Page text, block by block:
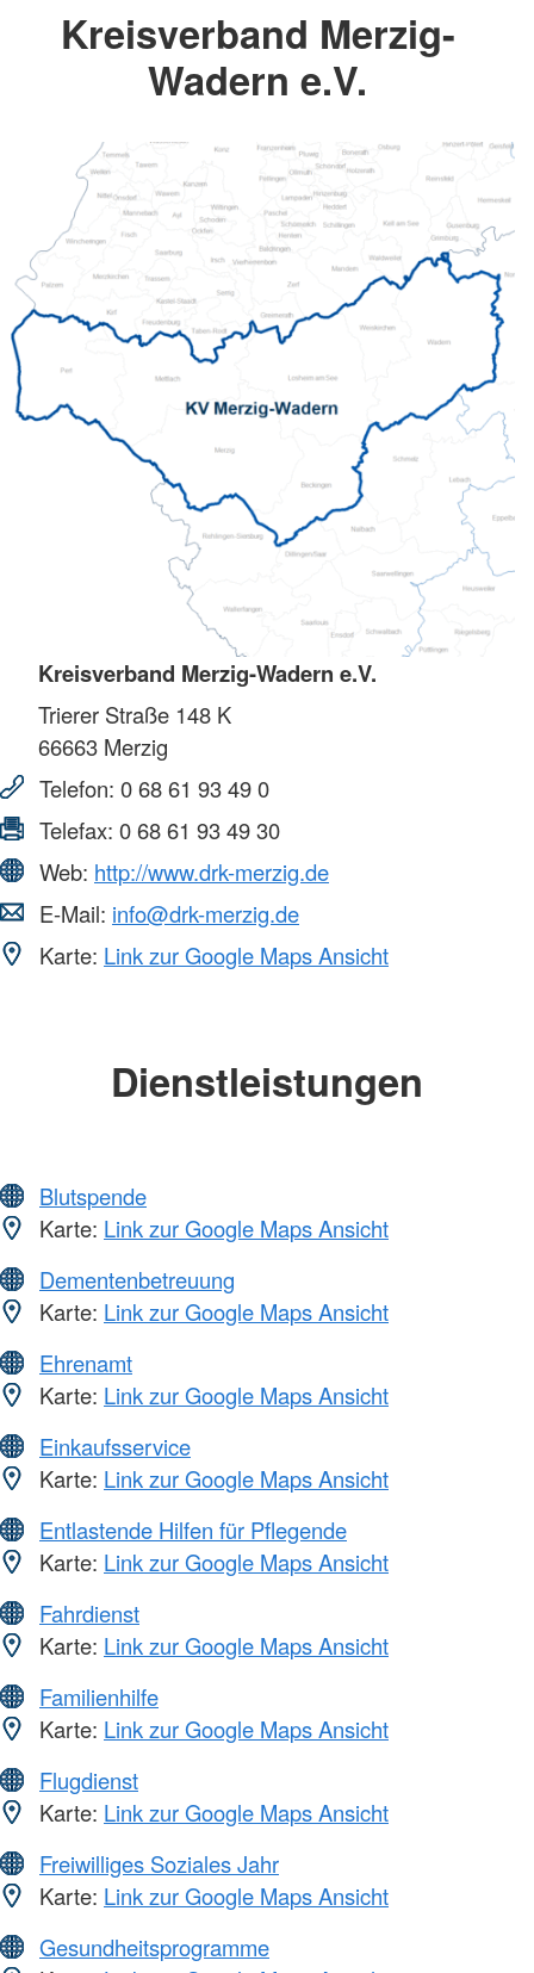
Kreisverband Merzig-
Wadern e.V.
Kreisverband Merzig-Wadern e.V.
Trierer Straße 148 K
66663 Merzig
Telefon: 0 68 61 93 49 0
Telefax: 0 68 61 93 49 30
Web: http://www.drk-merzig.de
E-Mail: info@drk-merzig.de
Karte: Link zur Google Maps Ansicht
Dienstleistungen
Blutspende
Karte: Link zur Google Maps Ansicht
Dementenbetreuung
Karte: Link zur Google Maps Ansicht
Ehrenamt
Karte: Link zur Google Maps Ansicht
Einkaufsservice
Karte: Link zur Google Maps Ansicht
Entlastende Hilfen für Pflegende
Karte: Link zur Google Maps Ansicht
Fahrdienst
Karte: Link zur Google Maps Ansicht
Familienhilfe
Karte: Link zur Google Maps Ansicht
Flugdienst
Karte: Link zur Google Maps Ansicht
Freiwilliges Soziales Jahr
Karte: Link zur Google Maps Ansicht
Gesundheitsprogramme